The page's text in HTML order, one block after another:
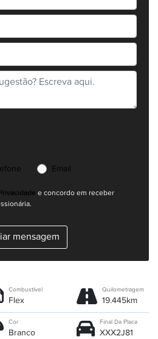
Email
e concordo em receber
mensagem
Combustível
Flex
Quilometragem
19.445km
Cor
Branco
Final Da Placa
XXX2J81